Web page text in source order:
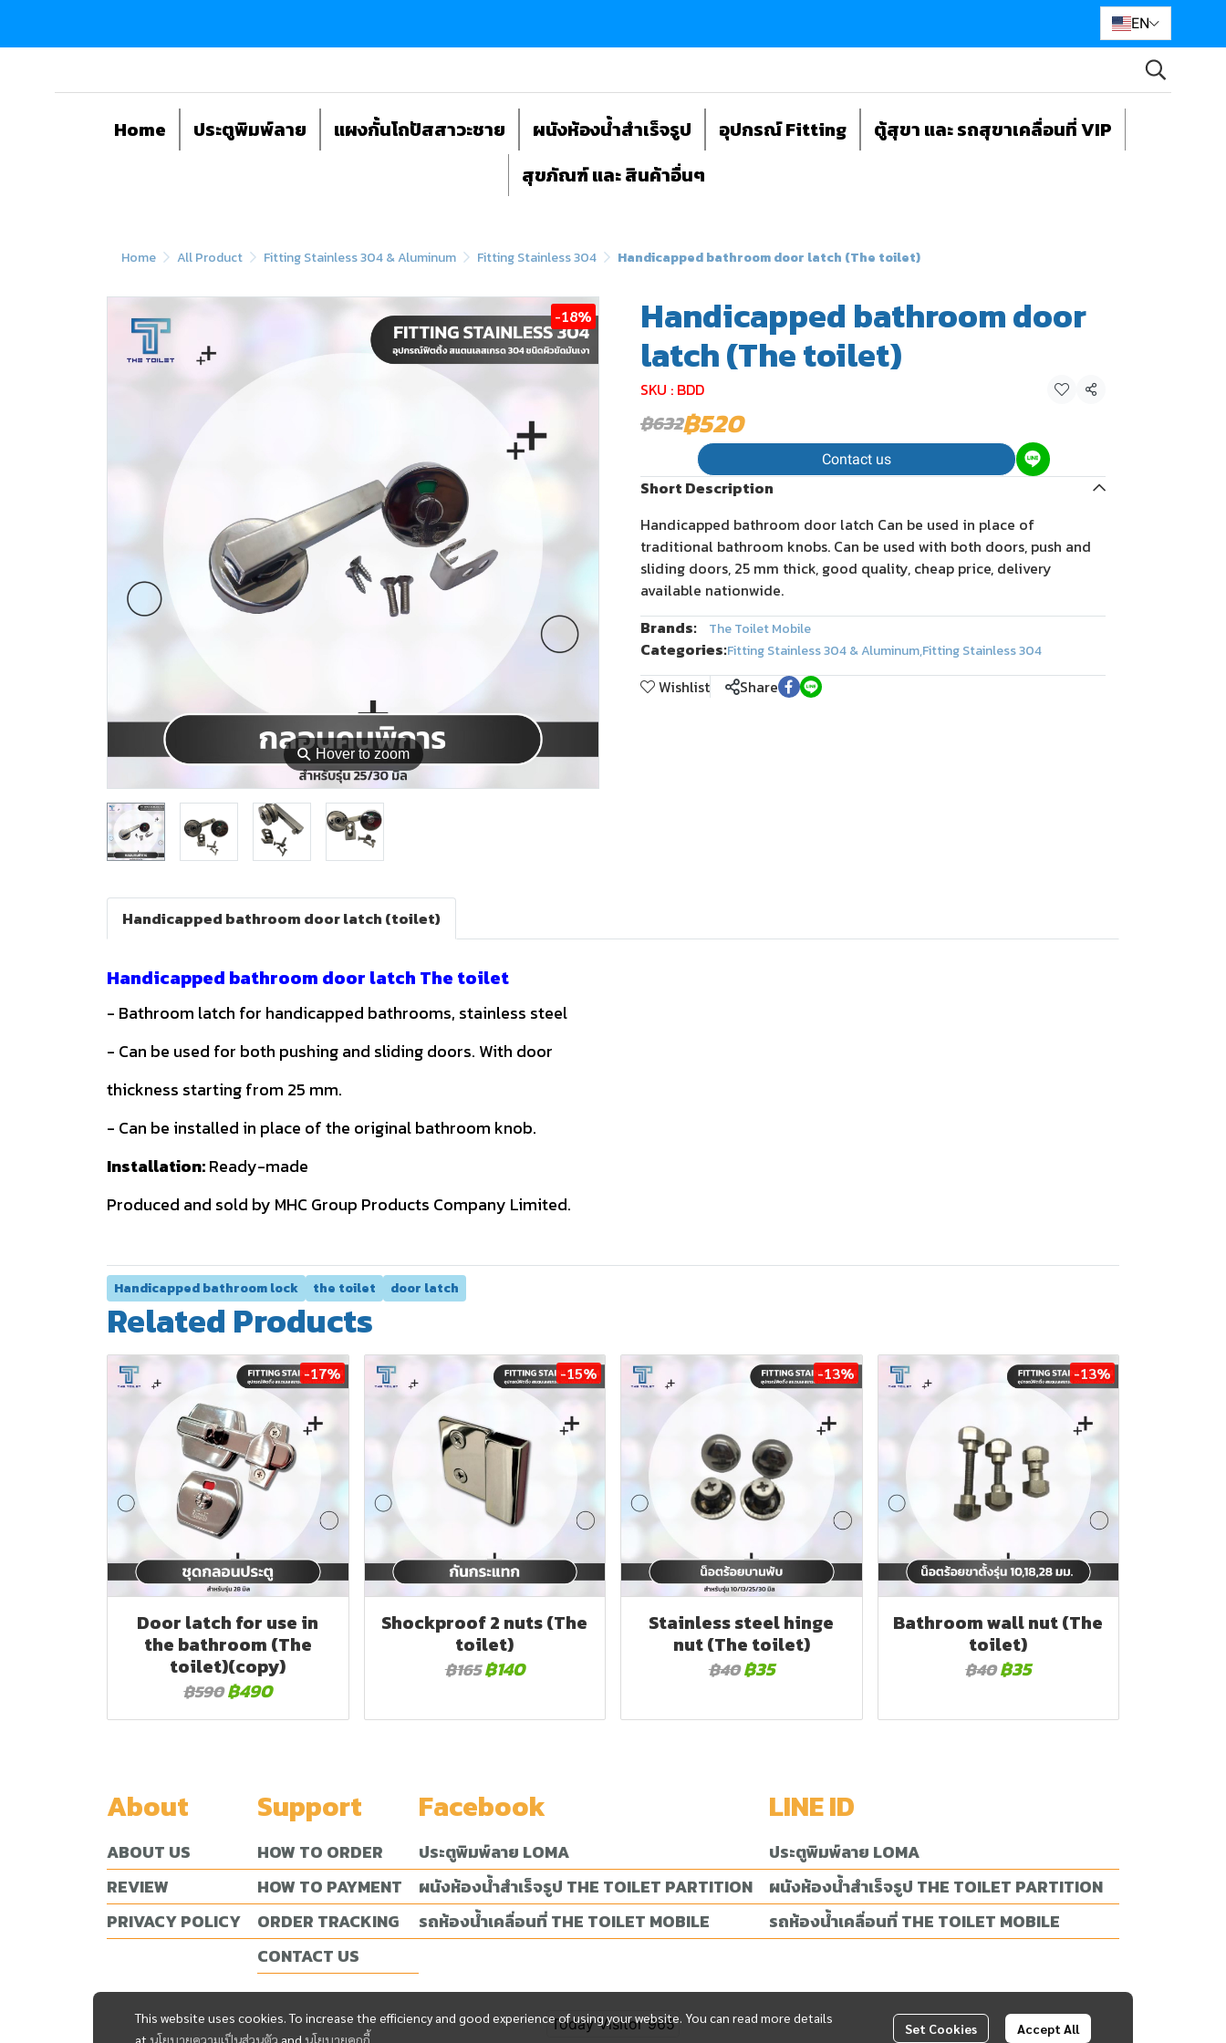
EN
Home ประตูพิมพ์ลาย แผงกั้นโถปัสสาวะชาย ผนังห้องน้ำสำเร็จรูป อุปกรณ์ Fitting
ตู้สุขา และ รถสุขาเคลื่อนที่ VIP
สุขภัณฑ์ และ สินค้าอื่นๆ
Home All Product Fitting Stainless 304 & Aluminum Fitting Stainless 304 Handicapped bathroom door latch (The toilet)
⚲ Hover to zoom
-18% Handicapped bathroom door
latch (The toilet)
SKU : BDD Share
฿632฿520
Contact us
Short Description
Handicapped bathroom door latch Can be used in place of
traditional bathroom knobs. Can be used with both doors, push and
sliding doors, 25 mm thick, good quality, cheap price, delivery
available nationwide.
Brands:
The Toilet Mobile
Categories:Fitting Stainless 304 & Aluminum,Fitting Stainless 304
Wishlist Share
Handicapped bathroom door latch (toilet)
Handicapped bathroom door latch The toilet
- Bathroom latch for handicapped bathrooms, stainless steel
- Can be used for both pushing and sliding doors. With door
thickness starting from 25 mm.
- Can be installed in place of the original bathroom knob.
Installation:Ready-made
Produced and sold by MHC Group Products Company Limited.
Handicapped bathroom lock the toilet door latch
Related Products
-17%
Door latch for use in
the bathroom (The
toilet)(copy)
฿590฿490
-15%
Shockproof 2 nuts (The
toilet)
฿165฿140
-13%
Stainless steel hinge
nut (The toilet)
฿40฿35
-13%
Bathroom wall nut (The
toilet)
฿40฿35
This website uses cookies. To increase the efficiency and good experience of using your website. You can read more details
at นโยบายความเป็นส่วนตัว and นโยบายคุกกี้
Set Cookies Accept All
About
ABOUT US
REVIEW
PRIVACY POLICY
Support
HOW TO ORDER
HOW TO PAYMENT
ORDER TRACKING
CONTACT US
Facebook
ประตูพิมพ์ลาย LOMA
ผนังห้องน้ำสำเร็จรูป THE TOILET PARTITION
รถห้องน้ำเคลื่อนที่ THE TOILET MOBILE
LINE ID
ประตูพิมพ์ลาย LOMA
ผนังห้องน้ำสำเร็จรูป THE TOILET PARTITION
รถห้องน้ำเคลื่อนที่ THE TOILET MOBILE
Today Visitor965